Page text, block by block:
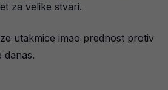
za velike stvari.
utakmice imao prednost protiv
danas.